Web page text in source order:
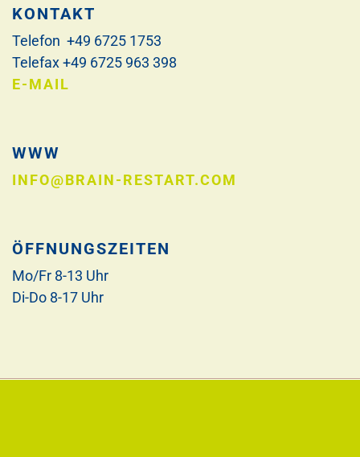
KONTAKT
Telefon +49 6725 1753
Telefax +49 6725 963 398
E-MAIL
WWW
INFO@BRAIN-RESTART.COM
ÖFFNUNGSZEITEN
Mo/Fr 8-13 Uhr
Di-Do 8-17 Uhr